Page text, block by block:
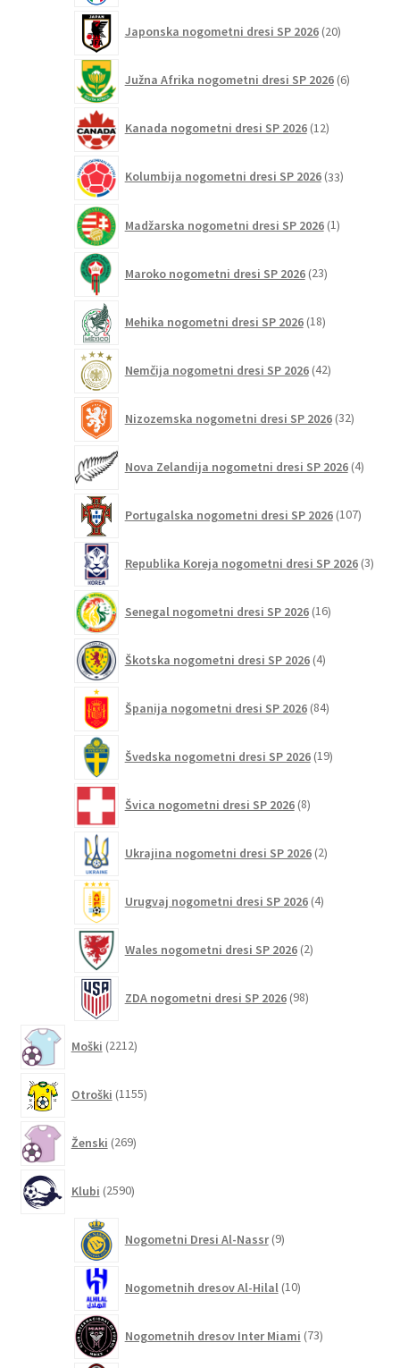
Japonska nogometni dresi SP 2026 20izdelkov
Južna Afrika nogometni dresi SP 2026 6izdelkov
Kanada nogometni dresi SP 2026 12izdelkov
Kolumbija nogometni dresi SP 2026 33izdelkov
Madžarska nogometni dresi SP 2026 1izdelek
Maroko nogometni dresi SP 2026 23izdelkov
Mehika nogometni dresi SP 2026 18izdelkov
Nemčija nogometni dresi SP 2026 42izdelkov
Nizozemska nogometni dresi SP 2026 32izdelkov
Nova Zelandija nogometni dresi SP 2026 4izdelki
Portugalska nogometni dresi SP 2026 107
Republika Koreja nogometni dresi SP 2026 3
Senegal nogometni dresi SP 2026 16izdelkov
Škotska nogometni dresi SP 2026 4izdelki
Španija nogometni dresi SP 2026 84izdelkov
Švedska nogometni dresi SP 2026 19izdelkov
Švica nogometni dresi SP 2026 8izdelkov
Ukrajina nogometni dresi SP 2026 2izdelka
Urugvaj nogometni dresi SP 2026 4izdelki
Wales nogometni dresi SP 2026 2izdelka
ZDA nogometni dresi SP 2026 98izdelkov
Moški 2212izdelkov
Otroški 1155izdelkov
Ženski 269izdelkov
Klubi 2590izdelkov
Nogometni Dresi Al-Nassr 9izdelkov
Nogometnih dresov Al-Hilal 10izdelkov
Nogometnih dresov Inter Miami 73izdelkov